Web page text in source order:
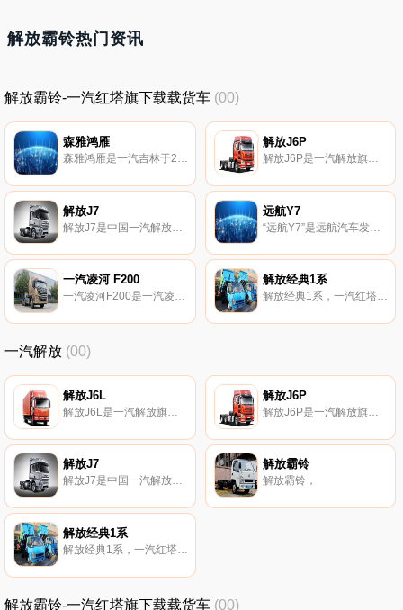
解放霸铃热门资讯
解放霸铃-一汽红塔旗下载载货车 (00)
森雅鸿雁
森雅鸿雁是一汽吉林于2021年发布的车型。
解放J6P
解放J6P是一汽解放旗下卡车。
解放J7
解放J7是中国一汽解放汽车有限公司自主研发的第七代车型。
远航Y7
一汽凌河 F200
一汽凌河F200是一汽凌河旗下牵引车。
解放经典1系
解放经典1系，一汽红塔旗下轻卡汽车。
一汽解放 (00)
解放J6L
解放J6L是一汽解放旗下卡车。
解放J6P
解放J7
解放J7是中国一汽解放汽车有限公司自主研发的第七代车型。
解放霸铃
解放霸铃，
解放经典1系
解放经典1系，一汽红塔旗下轻卡汽车。
解放霸铃-一汽红塔旗下载载货车 (00)